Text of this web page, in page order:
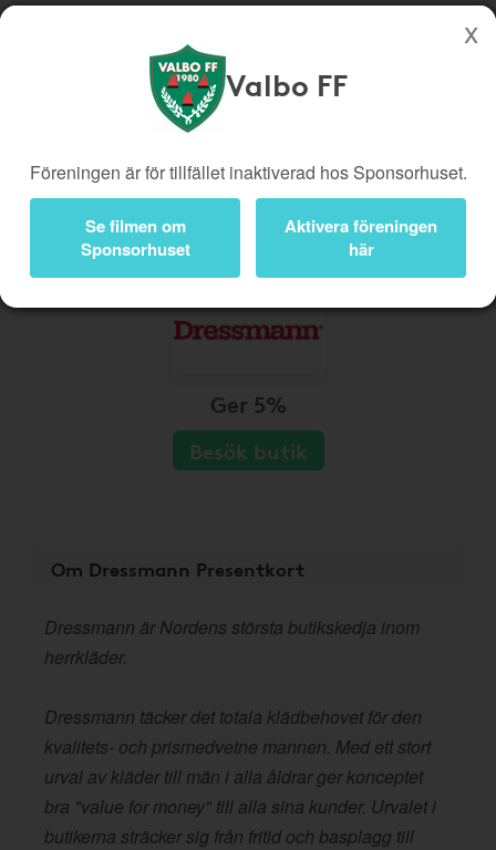
Köp genom denna sida stöttar Valbo FF
Presentkort
Kampanjer
Bli medlem
Logga in
Valbo FF
Föreningen är för tillfället inaktiverad hos Sponsorhuset.
Se filmen om
Sponsorhuset
Aktivera föreningen
här
Ger 5%
Besök butik
Om Dressmann Presentkort
Dressmann är Nordens största butikskedja inom
herrkläder.
Dressmann täcker det totala klädbehovet för den
kvalitets- och prismedvetne mannen. Med ett stort
urval av kläder till män i alla åldrar ger konceptet
bra "value for money" till alla sina kunder. Urvalet i
butikerna sträcker sig från fritid och basplagg till